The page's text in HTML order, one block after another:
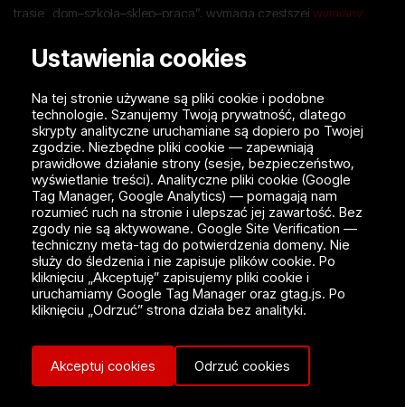
trasie „dom–szkoła–sklep–praca”, wymaga częstszej wymiany
3. Zimne rozruchy zimą
Klimat w województwie mazowieckim trudno uznać za
ekstremalny. Jednak zimą warunki pracy silnika nie są tu idealne.
Dodatkowo kierowcy często nie mają czasu na rozgrzewanie
silnika. Podczas zimnego startu olej jest gęstszy, ciśnienie oleju nie
buduje się od razu, silnik zużywa się szybciej, a mieszanka
paliwowa musi być wzbogacona.
4. System start-stop
System start-stop, w który wyposażona jest większość
nowoczesnych aut, negatywnie wpływa na stan oleju. Nie
jednocześnie stawia wyższe wymagania wobec oleju, jego
jakości, zgodności z normami oraz terminów wymiany.
Ustawienia cookies
Na tej stronie używane są pliki cookie i podobne
technologie. Szanujemy Twoją prywatność, dlatego
skrypty analityczne uruchamiane są dopiero po Twojej
zgodzie. Niezbędne pliki cookie — zapewniają
prawidłowe działanie strony (sesje, bezpieczeństwo,
wyświetlanie treści). Analityczne pliki cookie (Google
Tag Manager, Google Analytics) — pomagają nam
rozumieć ruch na stronie i ulepszać jej zawartość. Bez
zgody nie są aktywowane. Google Site Verification —
techniczny meta-tag do potwierdzenia domeny. Nie
służy do śledzenia i nie zapisuje plików cookie. Po
kliknięciu „Akceptuję” zapisujemy pliki cookie i
uruchamiamy Google Tag Manager oraz gtag.js. Po
kliknięciu „Odrzuć” strona działa bez analityki.
Akceptuj cookies Odrzuć cookies